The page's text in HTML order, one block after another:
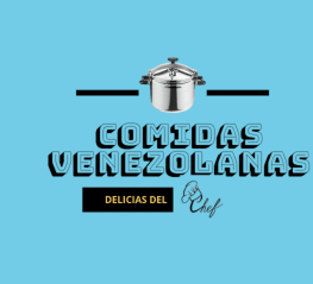
contenido